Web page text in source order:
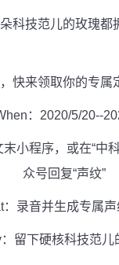
技范儿的玫瑰都
来领取你的专属
： 2020/5/20--
末小程序，或在“中
众号回复“声纹”
：录音并生成专属
：留下硬核科技范儿